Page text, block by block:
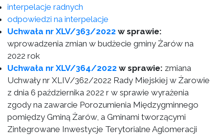
interpelacje radnych
odpowiedzi na interpelacje
Uchwała nr XLV/363/2022 w sprawie:
wprowadzenia zmian w budżecie gminy Żarów na
2022 rok
Uchwała nr XLV/364/2022 w sprawie: zmiana
Uchwały nr XLIV/362/2022 Rady Miejskiej w Żarowie
z dnia 6 października 2022 r w sprawie wyrażenia
zgody na zawarcie Porozumienia Międzygminnego
pomiędzy Gminą Żarów, a Gminami tworzącymi
Zintegrowane Inwestycje Terytorialne Aglomeracji